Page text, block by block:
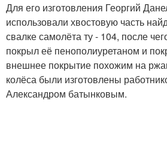
Для его изготовления Георгий
использовали хвостовую часть
свалке самолёта ту - 104, после
покрыл её пенополиуретаном и
внешнее покрытие похожим на
колёса были изготовлены
Александром батынковым.